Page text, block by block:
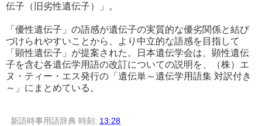
伝子（旧劣性遺伝子）」。
「優性遺伝子」の語感が遺伝子の実質的な優劣関係と結び
づけられやすいことから、より中立的な語感を目指して
「顕性遺伝子」が提案された。日本遺伝学会は、顕性遺伝
子を含む各遺伝学用語の改訂についての説明を、（株）エ
ヌ・ティー・エス発行の「遺伝単～遺伝学用語集 対訳付き
～」にまとめている。
新語時事用語辞典 時刻: 13:28